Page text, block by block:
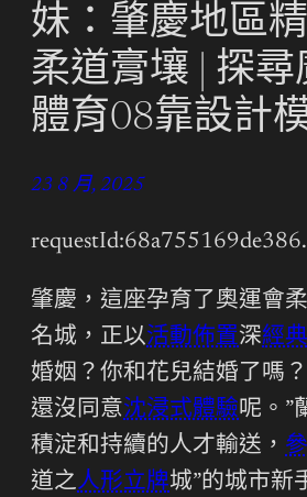
妹：肇慶地區
柔道膏壤 | 探
體育08靠設計
23 8 月, 2025
肇慶，這座孕育了奧運會
名城，正以活動佈置深經
婚姻？你和花兒結婚了嗎
還沒同意沈浸式體驗呢。”
積淀和持續的人才輸送，
道之人形立牌城”的城市新